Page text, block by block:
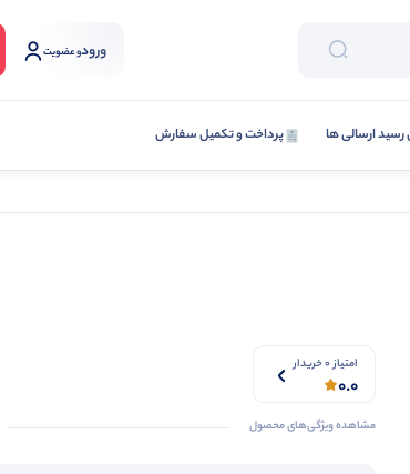
ورودو عضویت
رسید ارسالی ها پرداخت و تکمیل سفارش
امتیاز 0 خریدار
0.0
مشاهده ویژگی‌های محصول